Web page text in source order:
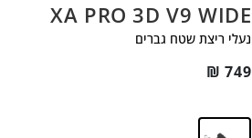
XA PRO 3D V9 WIDE
נעלי ריצת שטח גברים
₪ 749